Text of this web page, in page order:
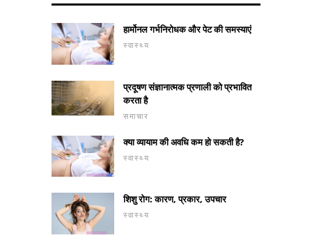
हार्मोनल गर्भनिरोधक और पेट की समस्याएं
स्वास्थ्य
प्रदूषण संज्ञानात्मक प्रणाली को प्रभावित
करता है
समाचार
क्या व्यायाम की अवधि कम हो सकती है?
स्वास्थ्य
शिशु रोग: कारण, प्रकार, उपचार
स्वास्थ्य